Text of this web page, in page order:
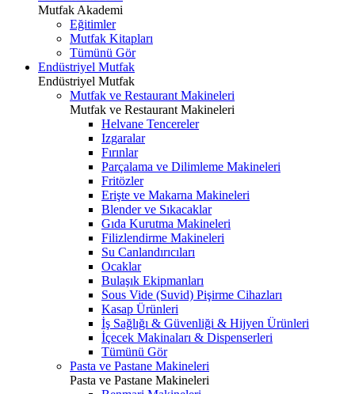
Mutfak Akademi
Eğitimler
Mutfak Kitapları
Tümünü Gör
Endüstriyel Mutfak
Endüstriyel Mutfak
Mutfak ve Restaurant Makineleri
Mutfak ve Restaurant Makineleri
Helvane Tencereler
Izgaralar
Fırınlar
Parçalama ve Dilimleme Makineleri
Fritözler
Erişte ve Makarna Makineleri
Blender ve Sıkacaklar
Gıda Kurutma Makineleri
Filizlendirme Makineleri
Su Canlandırıcıları
Ocaklar
Bulaşık Ekipmanları
Sous Vide (Suvid) Pişirme Cihazları
Kasap Ürünleri
İş Sağlığı & Güvenliği & Hijyen Ürünleri
İçecek Makinaları & Dispenserleri
Tümünü Gör
Pasta ve Pastane Makineleri
Pasta ve Pastane Makineleri